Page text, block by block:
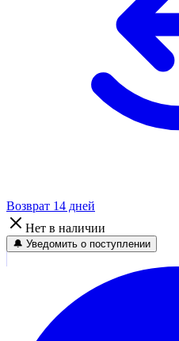
Возврат 14 дней
Нет в наличии
🔔 Уведомить о поступлении